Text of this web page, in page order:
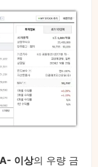
이상의 우량 금